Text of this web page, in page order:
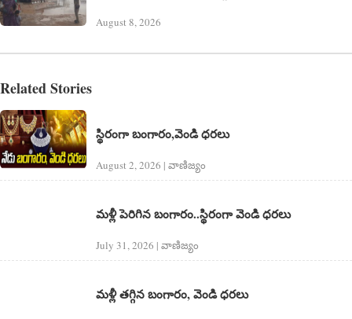
August 8, 2026
Related Stories
స్థిరంగా బంగారం,వెండి ధరలు
August 2, 2026 | వాణిజ్యం
మళ్లీ పెరిగిన బంగారం..స్థిరంగా వెండి ధరలు
July 31, 2026 | వాణిజ్యం
మళ్లీ తగ్గిన బంగారం, వెండి ధరలు